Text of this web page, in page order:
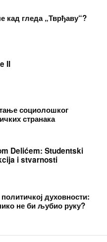
кад гледа „Тврђаву“?
II
социолошког
странака
Delićem: Studentski
i stvarnosti
политичкој духовности:
не би љубио руку?